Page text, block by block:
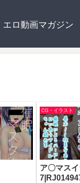
エロ動画マガジン
CG・イラスト
ア〇マス